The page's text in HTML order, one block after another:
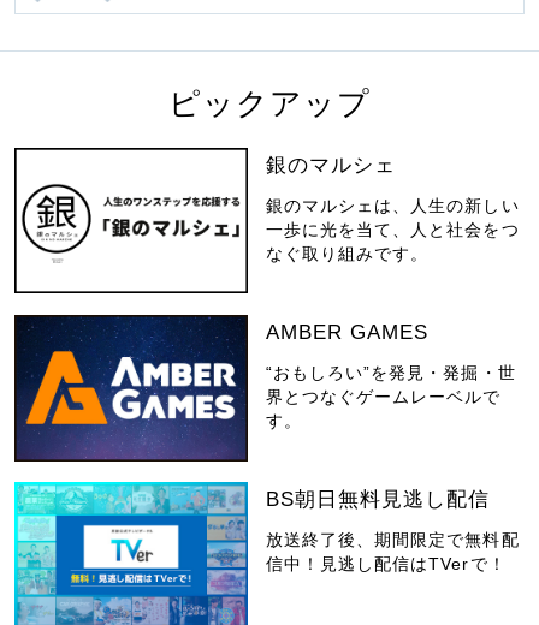
ピックアップ
銀のマルシェ
銀のマルシェは、人生の新しい
一歩に光を当て、人と社会をつ
なぐ取り組みです。
AMBER GAMES
“おもしろい”を発見・発掘・世
界とつなぐゲームレーベルで
す。
BS朝日無料見逃し配信
放送終了後、期間限定で無料配
信中！見逃し配信はTVerで！